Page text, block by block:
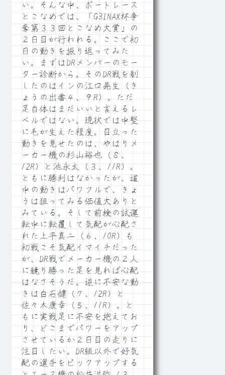
い。そんな中、ボートレース
とこなめでは、「G3INAX杯争
奪第３３回とこなめ大賞」の
２日目が行われる。ここで初
日の動きを振り返ってみた
い。まずはDRメンバーのモー
ター診断から。そのDR戦を制
したのはインの江口晃生（き
ょうの出番４、９R）。ただ
足自体はまだいいと言えるレ
ベルではない。現状では中堅
に毛が生えた程度。目立った
動きを見せたのは、やはりメ
ーカー機の杉山裕也（８、
12R）と池永太（３、11R）。
ともに勝利はなかったが、道
中の動きはパワフルで、きょ
うは狙ってみる価値大ありと
みている。そして前検の試運
転中に転覆して気配が心配さ
れた上平真二（６、10R）も
初戦こそ気配イマイチだった
が、DR戦でメーカー機の２人
に競り勝った足を見れば心配
はなさそうだ。逆に不安な動
きは白石健（７、12R）と
佐々木康幸（５、11R）。と
もに実戦足に不安を抱えてお
り、どこまでパワーをアップ
させているか２日目の走りに
注目したい。DR組以外で好気
配の選手をピックアップする